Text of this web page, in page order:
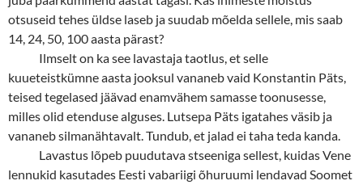
otsuseid tehes üldse laseb ja suudab mõelda sellele, mis saab
14, 24, 50, 100 aasta pärast?
Ilmselt on ka see lavastaja taotlus, et selle
kuueteistkümne aasta jooksul vananeb vaid Konstantin Päts,
teised tegelased jäävad enamvähem samasse toonusesse,
milles olid etenduse alguses. Lutsepa Päts igatahes väsib ja
vananeb silmanähtavalt. Tundub, et jalad ei taha teda kanda.
Lavastus lõpeb puudutava stseeniga sellest, kuidas Vene
lennukid kasutades Eesti vabariigi õhuruumi lendavad Soomet